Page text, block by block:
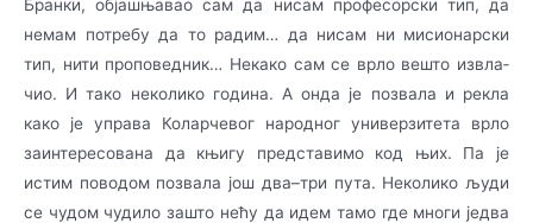
Бранки, објашњавао сам да нисам професорски тип, да
немам потребу да то­ радим… да нисам ни мисионарски
тип, нити проповедник… Некако сам се врло ве­што извла­
чио. И тако неколико година. А онда је позвала и рекла
како је управа Ко­ла­р­че­вог на­родног универзитета врло
заинтересована да књигу представимо код њих. Па је
истим по­водом позвала још два–три пута. Неколико људи
се чудом чудило зашто нећу да идем та­мо где многи једва